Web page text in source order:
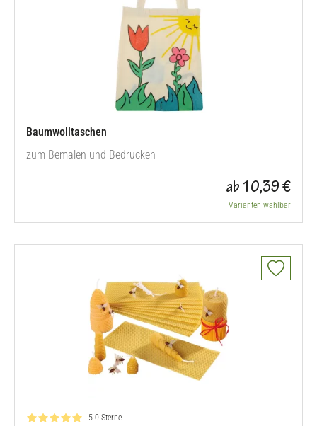
Baumwolltaschen
zum Bemalen und Bedrucken
ab 10,39 €
Varianten wählbar
Bewertung: 5.0 von 5
5.0 Sterne